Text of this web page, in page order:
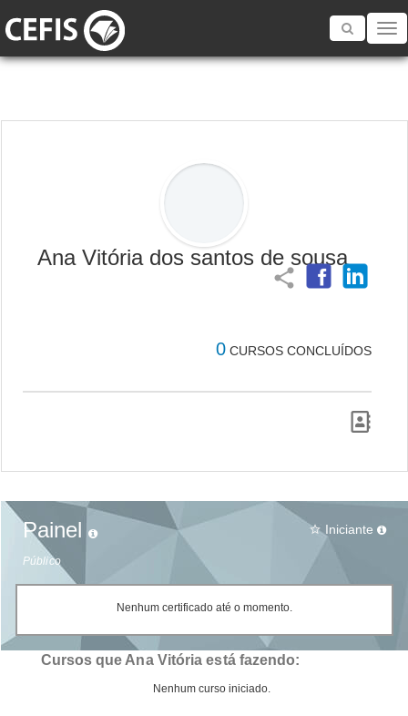
Toggle
Ana Vitória dos santos de sousa
share
0 CURSOS CONCLUÍDOS
Painel
Público
star_border Iniciante
Nenhum certificado até o momento.
Cursos que Ana Vitória está fazendo:
Nenhum curso iniciado.